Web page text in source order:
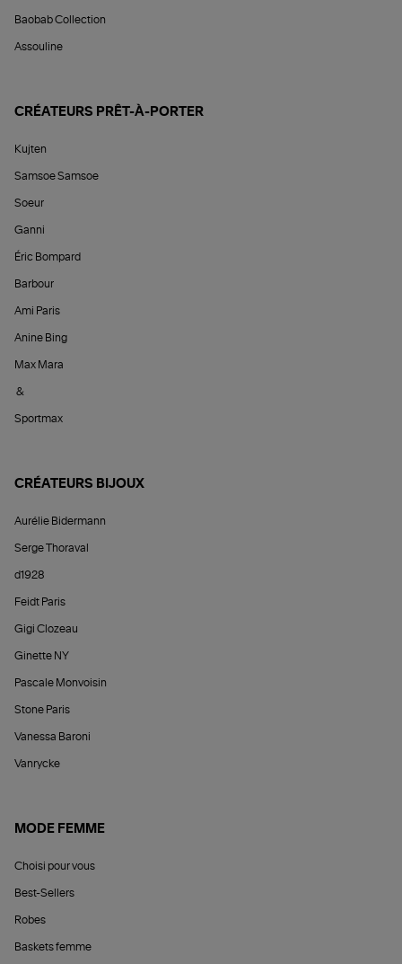
Baobab Collection
Assouline
CRÉATEURS PRÊT-À-PORTER
Kujten
Samsoe Samsoe
Soeur
Ganni
Éric Bompard
Barbour
Ami Paris
Anine Bing
Max Mara
&
Sportmax
CRÉATEURS BIJOUX
Aurélie Bidermann
Serge Thoraval
d1928
Feidt Paris
Gigi Clozeau
Ginette NY
Pascale Monvoisin
Stone Paris
Vanessa Baroni
Vanrycke
MODE FEMME
Choisi pour vous
Best-Sellers
Robes
Baskets femme